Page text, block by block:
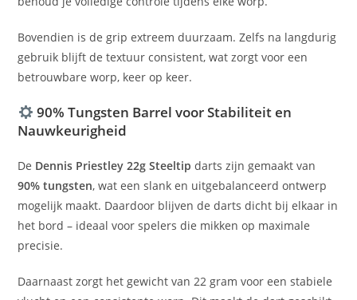
Bovendien is de grip extreem duurzaam. Zelfs na langdurig
gebruik blijft de textuur consistent, wat zorgt voor een
betrouwbare worp, keer op keer.
90% Tungsten Barrel voor Stabiliteit en
Nauwkeurigheid
De Dennis Priestley 22g Steeltip darts zijn gemaakt van
90% tungsten, wat een slank en uitgebalanceerd ontwerp
mogelijk maakt. Daardoor blijven de darts dicht bij elkaar in
het bord – ideaal voor spelers die mikken op maximale
precisie.
Daarnaast zorgt het gewicht van 22 gram voor een stabiele